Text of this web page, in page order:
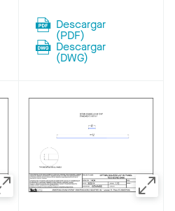
Descargar
(PDF)
Descargar
(DWG)